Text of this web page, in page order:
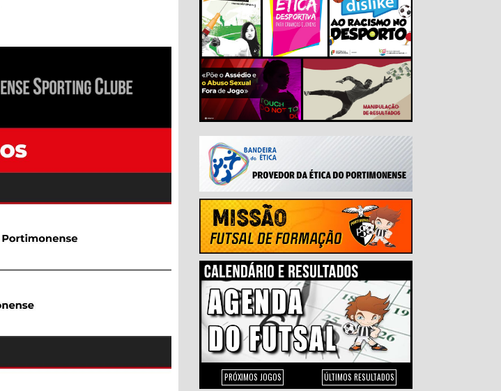
PRÓXIMOS JOGOS ÚLTIMOS RESULTADOS